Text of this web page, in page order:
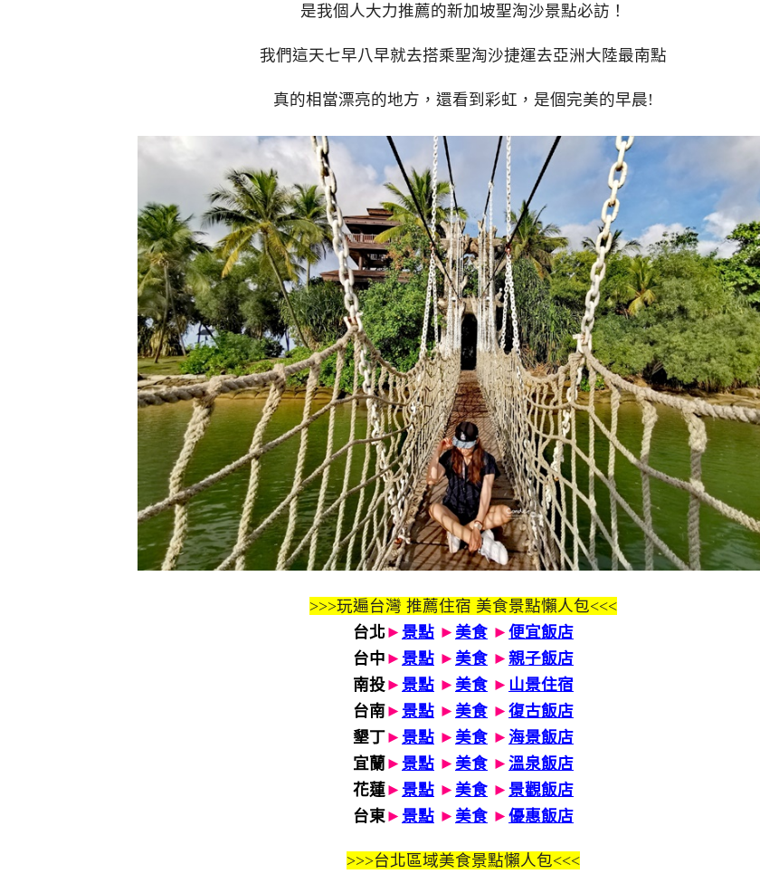
是我個人大力推薦的新加坡聖淘沙景點必訪！
我們這天七早八早就去搭乘聖淘沙捷運去亞洲大陸最南點
真的相當漂亮的地方，還看到彩虹，是個完美的早晨!
>>>玩遍台灣 推薦住宿 美食景點懶人包<<<
台北► 景點 ► 美食 ► 便宜飯店
台中 ► 景點 ► 美食 ► 親子飯店
南投► 景點 ► 美食 ► 山景住宿
台南► 景點 ► 美食 ► 復古飯店
墾丁► 景點 ► 美食 ► 海景飯店
宜蘭► 景點 ► 美食 ► 溫泉飯店
花蓮► 景點 ► 美食 ► 景觀飯店
台東► 景點 ► 美食 ► 優惠飯店
>>>台北區域美食景點懶人包<<<